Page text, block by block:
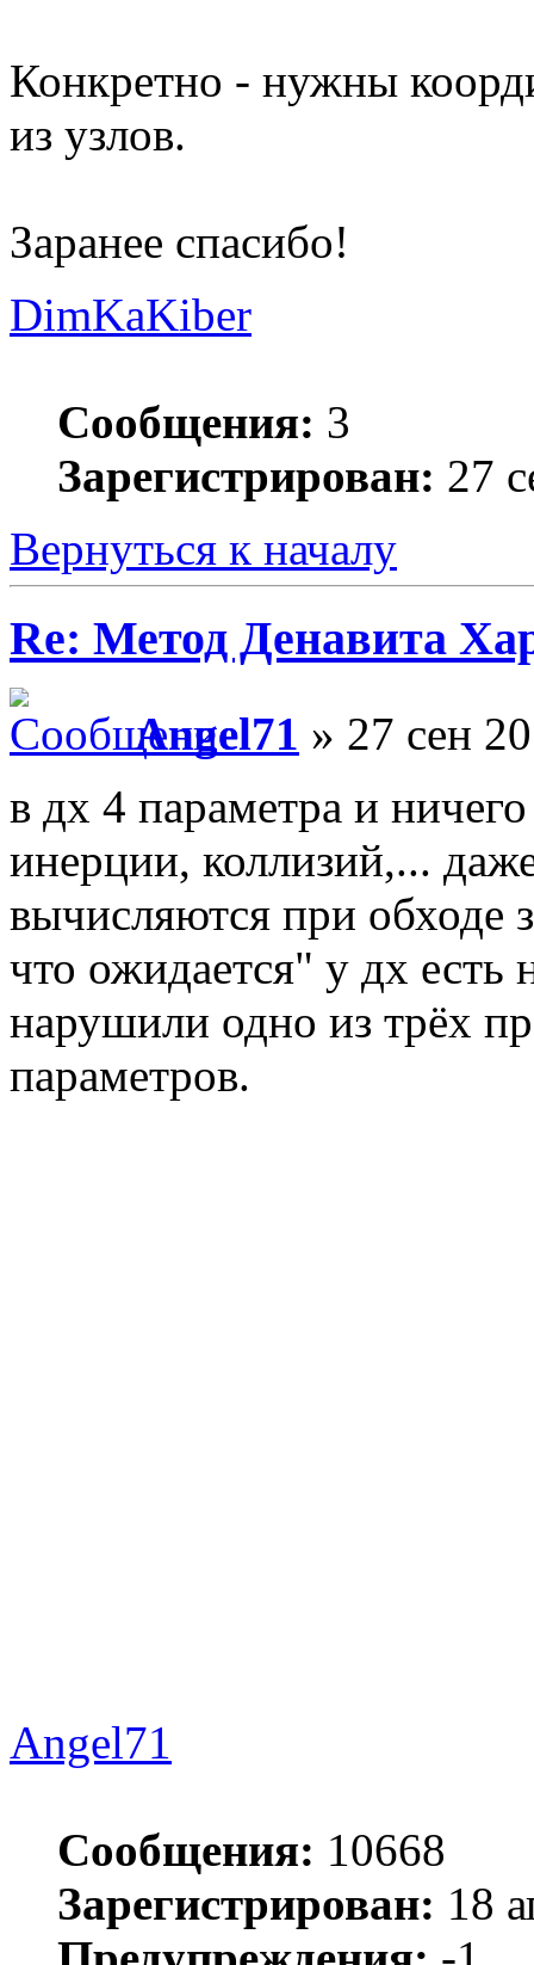
Конкретно - нужны
из узлов.
Заранее спасибо!
DimKaKiber
Сообщения: 3
Зарегистрирован: 27
Вернуться к началу
Re: Метод Денавита
Angel71 » 27 сен
в дх 4 параметра и
инерции, коллизий,...
вычисляются при обходе
что ожидается" у дх есть
нарушили одно из трёх
параметров.
Angel71
Сообщения: 10668
Зарегистрирован: 18